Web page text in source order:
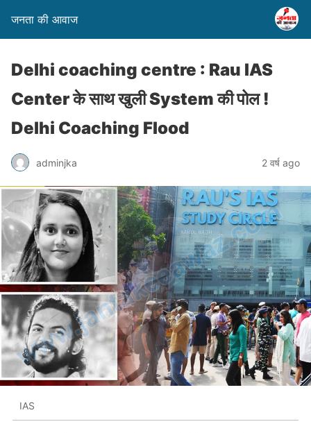
जनता की आवाज
Delhi coaching centre : Rau IAS
Center के साथ खुली System की पोल !
Delhi Coaching Flood
adminjka 2 वर्ष ago
IAS